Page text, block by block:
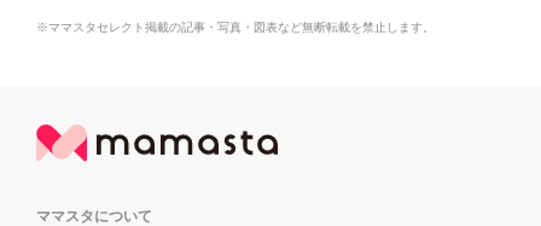
※ママスタセレクト掲載の記事・写真・図表など無断転載を禁止します。
ママスタについて